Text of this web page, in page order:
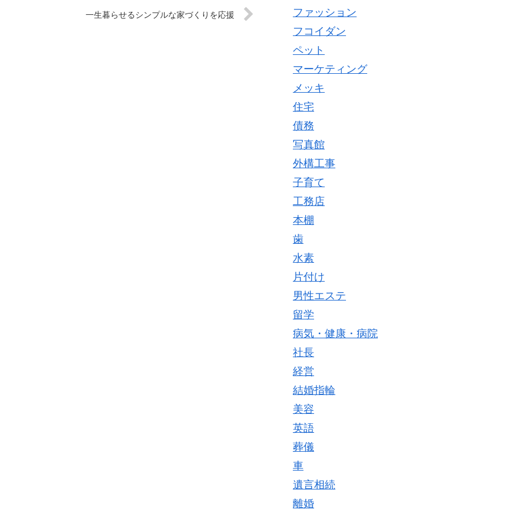
一生暮らせるシンプルな家づくりを応援
ファッション
フコイダン
ペット
マーケティング
メッキ
住宅
債務
写真館
外構工事
子育て
工務店
本棚
歯
水素
片付け
男性エステ
留学
病気・健康・病院
社長
経営
結婚指輪
美容
英語
葬儀
車
遺言相続
離婚